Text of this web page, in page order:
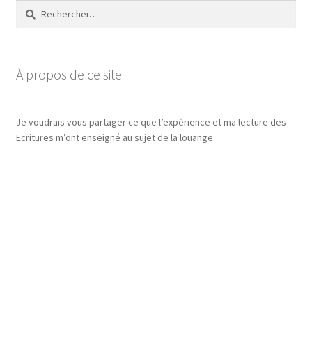
Rechercher :
À propos de ce site
Je voudrais vous partager ce que l’expérience et ma lecture des
Ecritures m’ont enseigné au sujet de la louange.